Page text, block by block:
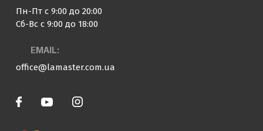
Пн-Пт с 9:00 до 20:00
Сб-Вс с 9:00 до 18:00
EMAIL:
office@lamaster.com.ua